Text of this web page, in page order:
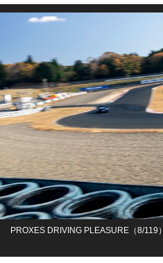
PROXES DRIVING PLEASURE（8/119）